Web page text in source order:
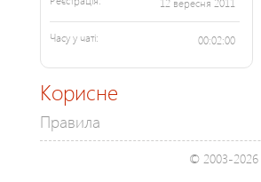
12 вересня 2011
Часу у чаті: 00:02:00
Корисне
Правила
© 2003-2026